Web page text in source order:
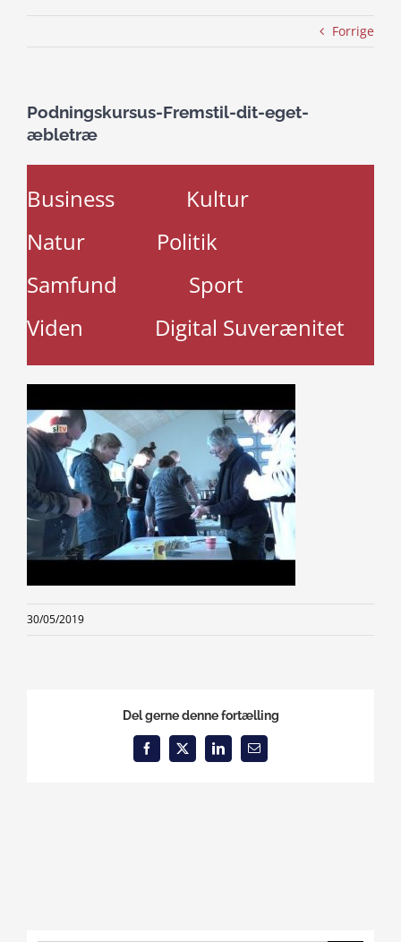
Forrige
Podningskursus-Fremstil-dit-eget-
æbletræ
Business
Kultur
Natur
Politik
Samfund
Sport
Viden
Digital Suverænitet
30/05/2019
Del gerne denne fortælling
Facebook
X LinkedInEmail